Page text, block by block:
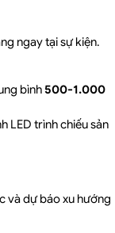
ngay tại sự kiện.
bình500-1.000
LED trình chiếu sản
và dự báo xu hướng